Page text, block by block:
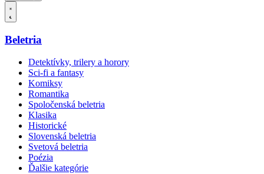
Beletria
Detektívky, trilery a horory
Sci-fi a fantasy
Komiksy
Romantika
Spoločenská beletria
Klasika
Historické
Slovenská beletria
Svetová beletria
Poézia
Ďalšie kategórie